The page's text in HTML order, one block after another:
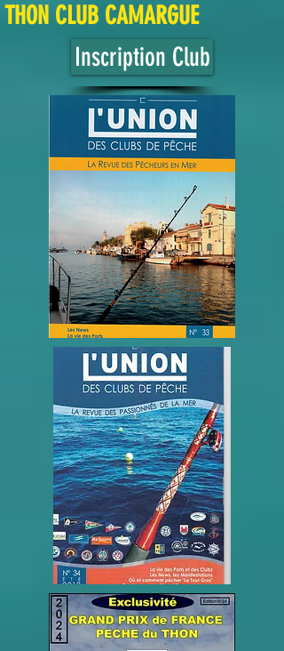
THON CLUB CAMARGUE
Inscription Club